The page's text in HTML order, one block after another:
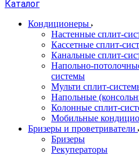
Каталог
Кондиционеры
Настенные сплит-
Кассетные сплит-
Канальные сплит-
Напольно-
системы
Мульти сплит-
Напольные
Колонные сплит-
Мобильные
Бризеры и проветриватели
Бризеры
Рекуператоры